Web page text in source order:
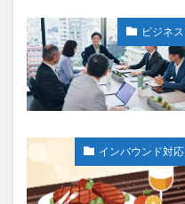
ビジネス
インバウンド対応